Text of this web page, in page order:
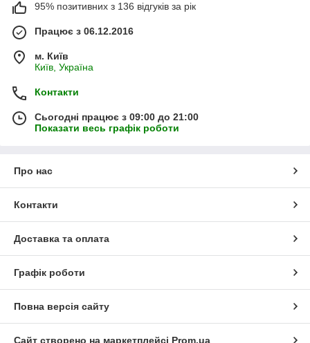
95% позитивних з 136 відгуків за рік
Працює з 06.12.2016
м. Київ
Київ, Україна
Контакти
Сьогодні працює з 09:00 до 21:00
Показати весь графік роботи
Про нас
Контакти
Доставка та оплата
Графік роботи
Повна версія сайту
Сайт створено на маркетплейсі Prom.ua